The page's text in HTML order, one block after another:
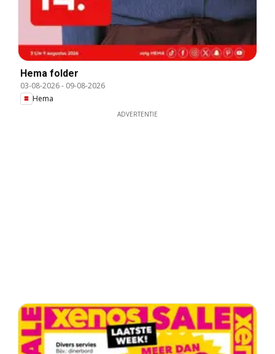
Hema folder
03-08-2026- 09-08-2026
Hema
ADVERTENTIE